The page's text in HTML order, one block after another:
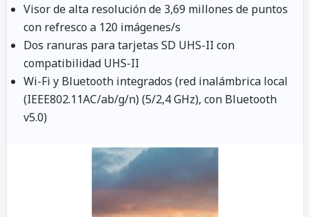
Visor de alta resolución de 3,69 millones de puntos
con refresco a 120 imágenes/s
Dos ranuras para tarjetas SD UHS-II con
compatibilidad UHS-II
Wi-Fi y Bluetooth integrados (red inalámbrica local
(IEEE802.11AC/ab/g/n) (5/2,4 GHz), con Bluetooth
v5.0)